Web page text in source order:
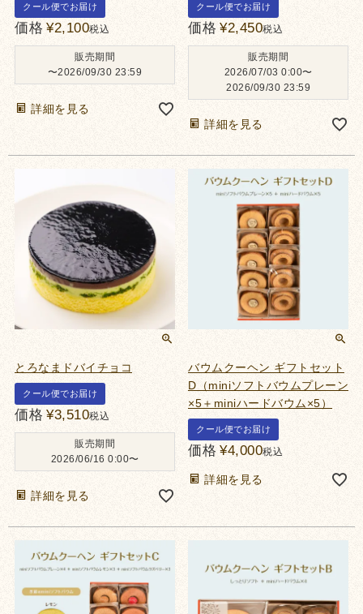
クール便でお届け
価格 ¥2,100税込
販売期間
〜2026/09/30 23:59
詳細を見る
クール便でお届け
価格 ¥2,450税込
販売期間
2026/07/03 0:00〜
2026/09/30 23:59
詳細を見る
とろなまドバイチョコ
クール便でお届け
価格 ¥3,510税込
販売期間
2026/06/16 0:00〜
詳細を見る
バウムクーヘン ギフトセット
D（miniソフトバウムプレーン
×5＋miniハードバウム×5）
クール便でお届け
価格 ¥4,000税込
詳細を見る